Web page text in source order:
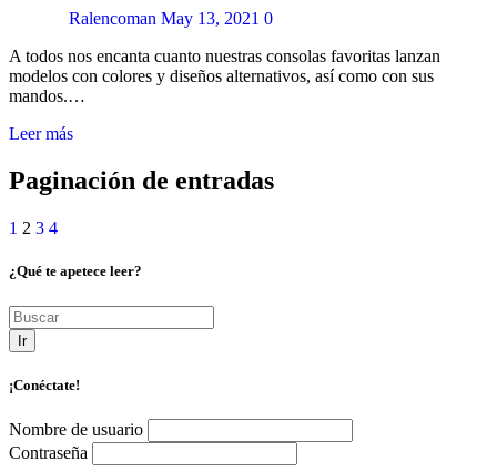
Ralencoman May 13, 2021 0
A todos nos encanta cuanto nuestras consolas favoritas lanzan
modelos con colores y diseños alternativos, así como con sus
mandos.…
Leer más
Paginación de entradas
1 2 3 4
¿Qué te apetece leer?
Ir
¡Conéctate!
Nombre de usuario
Contraseña